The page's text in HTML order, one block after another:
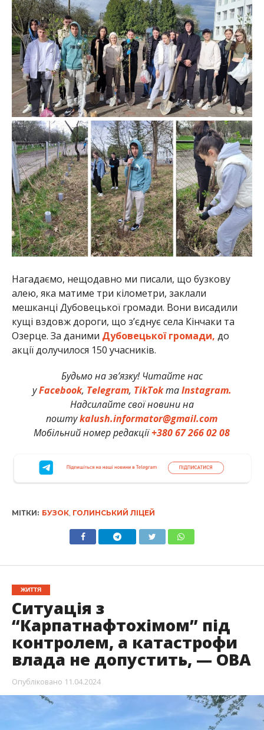
Нагадаємо, нещодавно ми писали, що бузкову
алею, яка матиме три кілометри, заклали
мешканці Дубовецької громади. Вони висадили
кущі вздовж дороги, що з’єднує села Кінчаки та
Озерце. За даними Дубовецької громади, до
акції долучилося 150 учасників.
Будьмо на зв’язку! Читайте нас
уFacebook, Telegram, TikTokтаInstagram.
Надсилайте свої новини на
поштуkalush.informator@gmail.com
Мобільний номер редакції+380 67 266 02 08
МІТКИ: БУЗОК, ГОЛИНСЬКИЙ ЛІЦЕЙ
ЖИТТЯ
Ситуація з
“Карпатнафтохімом” під
контролем, а катастрофи
влада не допустить, — ОВА
Опубліковано 11.04.2024